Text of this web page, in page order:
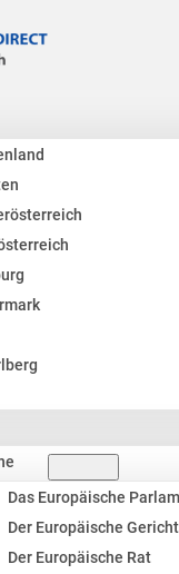
Das Europäische
Der Europäische
Der Europäische Rat